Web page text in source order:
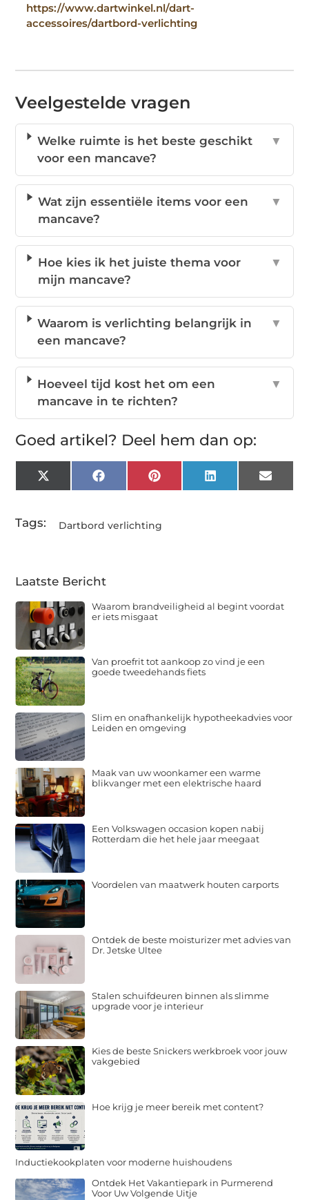
https://www.dartwinkel.nl/dart-
accessoires/dartbord-verlichting
Veelgestelde vragen
Welke ruimte is het beste geschikt
voor een mancave?
▼
Wat zijn essentiële items voor een
mancave?
▼
Hoe kies ik het juiste thema voor
mijn mancave?
▼
Waarom is verlichting belangrijk in
een mancave?
▼
Hoeveel tijd kost het om een
mancave in te richten?
▼
Goed artikel? Deel hem dan op:
X
(Twitter)
FacebookPinterestLinkedInEmail
Tags: Dartbord verlichting
Laatste Bericht
Waarom brandveiligheid al begint voordat
er iets misgaat
Van proefrit tot aankoop zo vind je een
goede tweedehands fiets
Slim en onafhankelijk hypotheekadvies voor
Leiden en omgeving
Maak van uw woonkamer een warme
blikvanger met een elektrische haard
Een Volkswagen occasion kopen nabij
Rotterdam die het hele jaar meegaat
Voordelen van maatwerk houten carports
Ontdek de beste moisturizer met advies van
Dr. Jetske Ultee
Stalen schuifdeuren binnen als slimme
upgrade voor je interieur
Kies de beste Snickers werkbroek voor jouw
vakgebied
Hoe krijg je meer bereik met content?
Inductiekookplaten voor moderne huishoudens
Ontdek Het Vakantiepark in Purmerend
Voor Uw Volgende Uitje